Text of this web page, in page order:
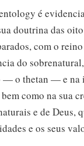
é
doutrina das
com o
do
o thetan — e na
como na sua
e de Deus,
e os seus